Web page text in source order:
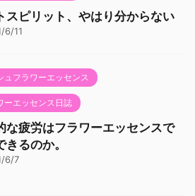
スピリット、やはり分からない
6/11
ュフラワーエッセンス
ーエッセンス日誌
な疲労はフラワーエッセンスで
きるのか。
6/7